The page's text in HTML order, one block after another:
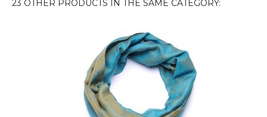
23 OTHER PRODUCTS IN THE SAME CATEGORY: